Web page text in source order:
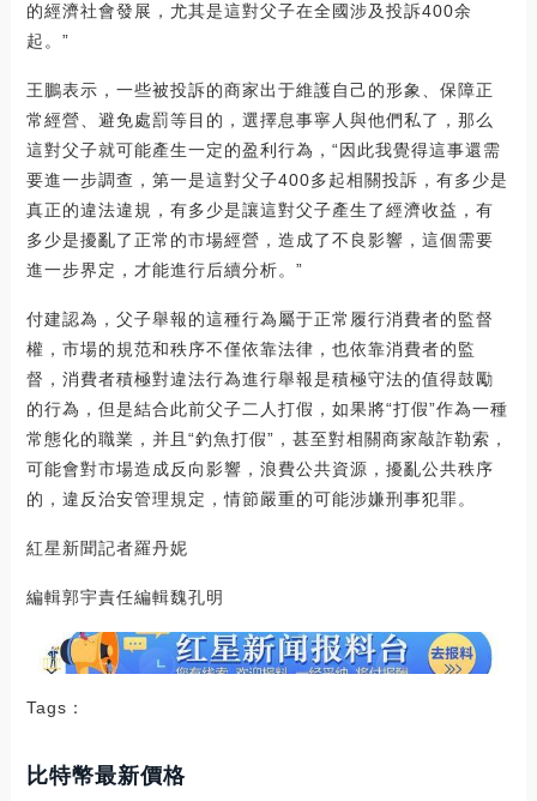
的經濟社會發展，尤其是這對父子在全國涉及投訴400余
起。”
王鵬表示，一些被投訴的商家出于維護自己的形象、保障正
常經營、避免處罰等目的，選擇息事寧人與他們私了，那么
這對父子就可能產生一定的盈利行為，“因此我覺得這事還需
要進一步調查，第一是這對父子400多起相關投訴，有多少是
真正的違法違規，有多少是讓這對父子產生了經濟收益，有
多少是擾亂了正常的市場經營，造成了不良影響，這個需要
進一步界定，才能進行后續分析。”
付建認為，父子舉報的這種行為屬于正常履行消費者的監督
權，市場的規范和秩序不僅依靠法律，也依靠消費者的監
督，消費者積極對違法行為進行舉報是積極守法的值得鼓勵
的行為，但是結合此前父子二人打假，如果將“打假”作為一種
常態化的職業，并且“釣魚打假”，甚至對相關商家敲詐勒索，
可能會對市場造成反向影響，浪費公共資源，擾亂公共秩序
的，違反治安管理規定，情節嚴重的可能涉嫌刑事犯罪。
紅星新聞記者羅丹妮
編輯郭宇責任編輯魏孔明
Tags：
比特幣最新價格